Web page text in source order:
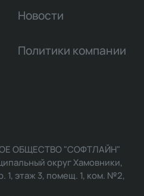
Новости
Политики компании
ОБЩЕСТВО "СОФТЛАЙН"
округ Хамовники,
1, этаж 3, помещ. 1, ком. №2,